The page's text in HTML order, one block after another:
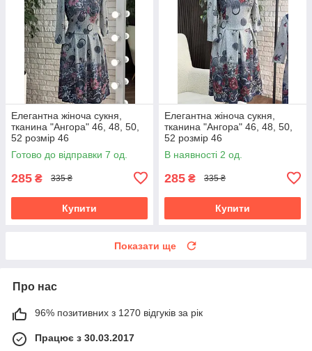
Елегантна жіноча сукня,
тканина "Ангора" 46, 48, 50,
52 розмір 46
Готово до відправки 7 од.
285 ₴ 335 ₴
Купити
Елегантна жіноча сукня,
тканина "Ангора" 46, 48, 50,
52 розмір 46
В наявності 2 од.
285 ₴ 335 ₴
Купити
Показати ще
Про нас
96% позитивних з 1270 відгуків за рік
Працює з 30.03.2017